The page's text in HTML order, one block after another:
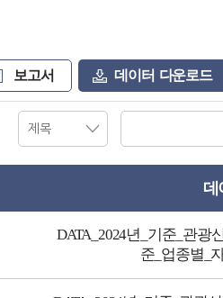
보고서 데이터 다운로드
데
DATA_2024년_기준_관광
준_업종별_